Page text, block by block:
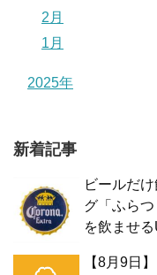
2月
1月
2025年
新着記事
ビールだ
グ「ふら
を飲ませ
【8月9日